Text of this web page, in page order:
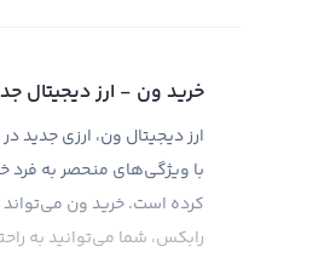
خرید ون - ارز دیجیتال
با ویژگی‌های منحصر به فرد
کرده است. خرید ون می‌تواند
رابکس، شما می‌توانید به